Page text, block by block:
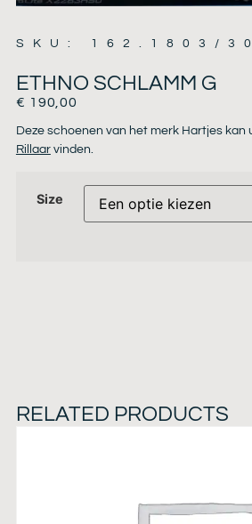
SKU: 162.1803/
ETHNO SCHLAMM G
€ 190,00
Deze schoenen van het merk Hartjes kan
Rillaarvinden.
Size
RELATED PRODUCTS